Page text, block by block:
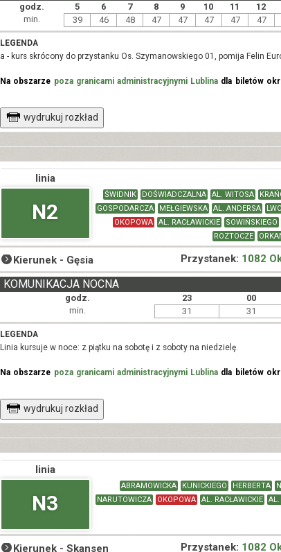
godz. 5 6 7 8 9 10 11 12
min. 39 46 48 47 47 47 47 47
LEGENDA
a - kurs skrócony do przystanku Os. Szymanowskiego 01, pomija Felin
Na obszarze poza granicami administracyjnymi Lublina dla biletów
wydrukuj rozkład
linia
N2
ŚWIDNIK DOŚWIADCZALNA AL. WITOSA
GOSPODARCZA
MEŁGIEWSKA AL. ANDERSA
OKOPOWA
AL. RACŁAWICKIE SOWIŃSKIEGO
ROZTOCZE
Kierunek - Gęsia Przystanek: 1082
godz. 23 00
KOMUNIKACJA NOCNA
min. 31 31
LEGENDA
Linia kursuje w noce: z piątku na sobotę i z soboty na niedzielę.
Na obszarze poza granicami administracyjnymi Lublina dla biletów
wydrukuj rozkład
linia
N3
ABRAMOWICKA KUNICKIEGO HERBERTA
NARUTOWICZA
OKOPOWA AL. RACŁAWICKIE AL.
Kierunek -Skansen Przystanek: 1082